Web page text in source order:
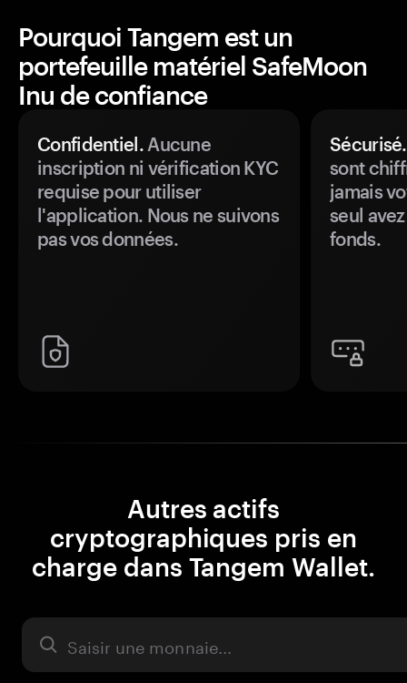
Pourquoi Tangem est un
portefeuille matériel SafeMoon
Inu de confiance
Confidentiel.Aucune
inscription ni vérification KYC
requise pour utiliser
l'application. Nous ne suivons
pas vos données.
Sécurisé.
sont
jamais
seul
fonds.
Autres actifs
cryptographiques pris en
charge dans Tangem Wallet.
Actifs